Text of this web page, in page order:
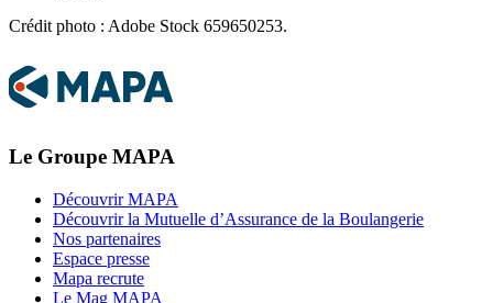
Crédit photo : Adobe Stock 659650253.
Le Groupe MAPA
Découvrir MAPA
Découvrir la Mutuelle d’Assurance de la Boulangerie
Nos partenaires
Espace presse
Mapa recrute
Le Mag MAPA